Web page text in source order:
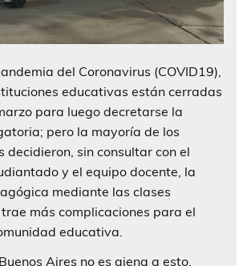
del Coronavirus (COVID19),
educativas están cerradas
para luego decretarse la
pero la mayoría de los
decidieron, sin consultar con el
y el equipo docente, la
mediante las clases
más complicaciones para el
educativa.
Aires no es ajena a esto,